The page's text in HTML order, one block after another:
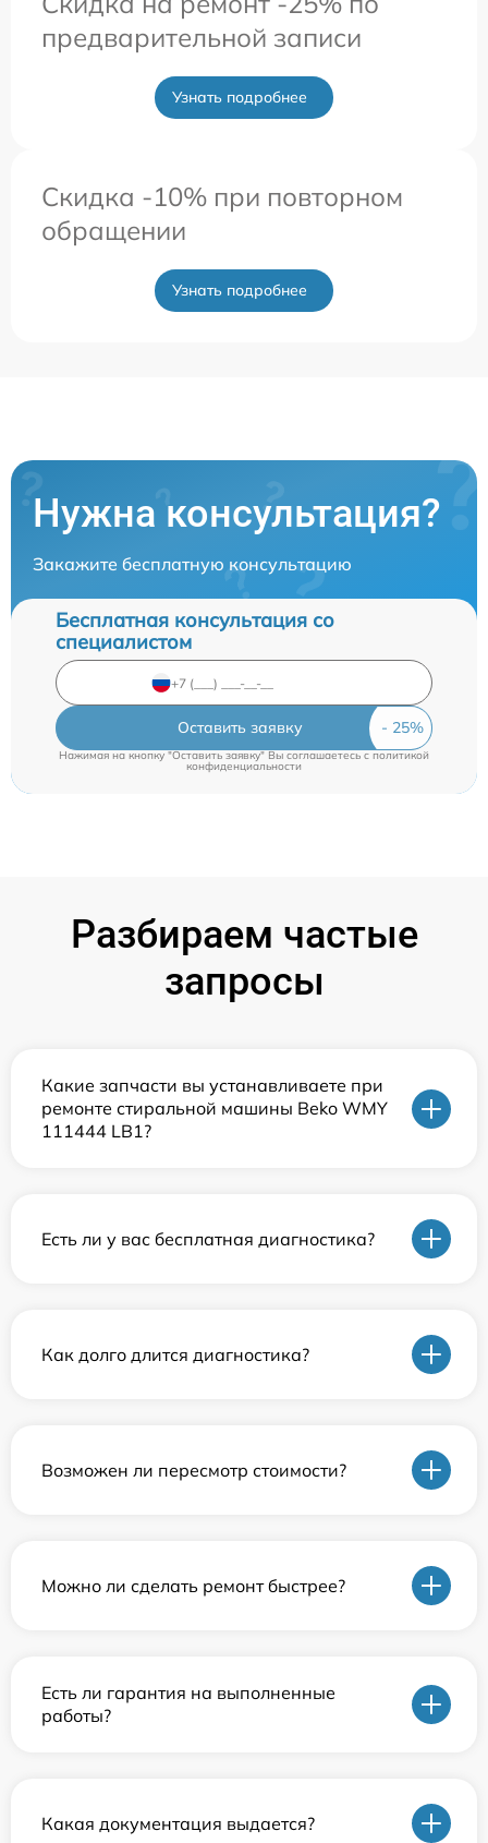
предварительной записи
Узнать подробнее
Скидка -10% при повторном
обращении
Узнать подробнее
Нужна консультация?
Закажите бесплатную консультацию
Бесплатная консультация со
специалистом
Оставить заявку
Нажимая на кнопку "Оставить заявку" Вы соглашаетесь c политикой
конфиденциальности
Разбираем частые
запросы
Какие запчасти вы устанавливаете при
ремонте стиральной машины Beko WMY
111444 LB1?
Есть ли у вас бесплатная диагностика?
Как долго длится диагностика?
Возможен ли пересмотр стоимости?
Можно ли сделать ремонт быстрее?
Есть ли гарантия на выполненные
работы?
Какая документация выдается?